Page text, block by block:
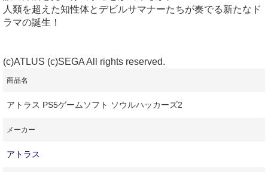
人類を超えた知性体とデビルサマナーたちが奏でる新たなド
ラマの誕生！
(c)ATLUS (c)SEGA All rights reserved.
商品名
アトラス PS5ゲームソフト ソウルハッカーズ2
メーカー
アトラス